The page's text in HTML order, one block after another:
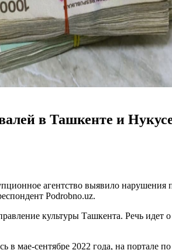
в Ташкенте и
агентство выявило нарушения
Podrobno.uz.
культуры Ташкента. Речь
в мае-сентябре 2022 года, на портале